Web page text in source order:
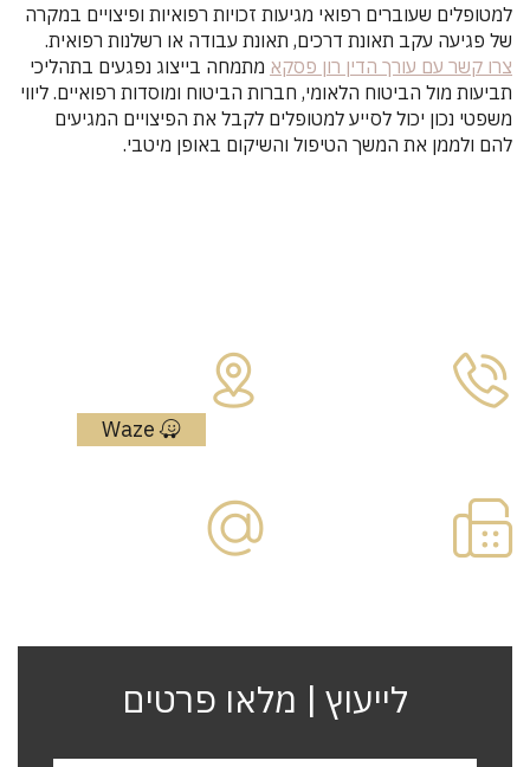
למטופלים שעוברים רפואי מגיעות זכויות רפואיות ופיצויים במקרה
של פגיעה עקב תאונת דרכים, תאונת עבודה או רשלנות רפואית.
צרו קשר עם עורך הדין רון פסקא מתמחה בייצוג נפגעים בתהליכי
תביעות מול הביטוח הלאומי, חברות הביטוח ומוסדות רפואיים. ליווי
משפטי נכון יכול לסייע למטופלים לקבל את הפיצויים המגיעים
להם ולממן את המשך הטיפול והשיקום באופן מיטבי.
לייעוץ | מלאו פרטים